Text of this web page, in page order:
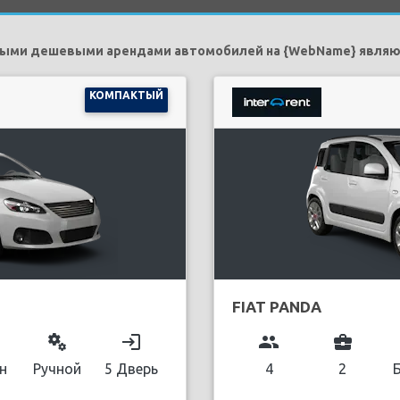
дешевыми арендами автомобилей на {WebName}
КОМПАКТЫЙ
miscellaneous_services
Ручной
login
5 Дверь
FIAT PANDA
group
4
business_center
2